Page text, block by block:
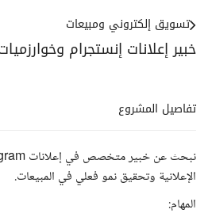
خبير إعلانات إنستجرام
تسويق إلكتروني ومبيعات
تفاصيل المشروع
الإعلانية وتحقيق نمو فعلي في المبيعات.
المهام: